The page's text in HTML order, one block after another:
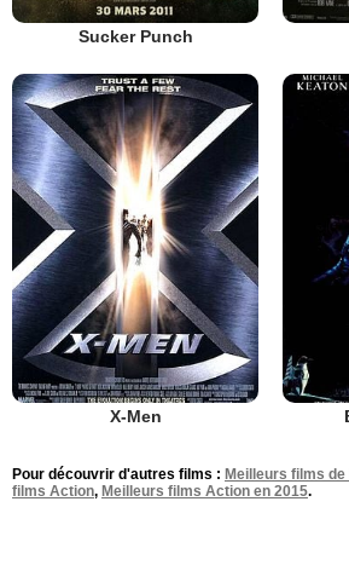
Sucker Punch
X-Men
Pour découvrir d'autres films : Meilleurs films de
films Action, Meilleurs films Action en 2015.